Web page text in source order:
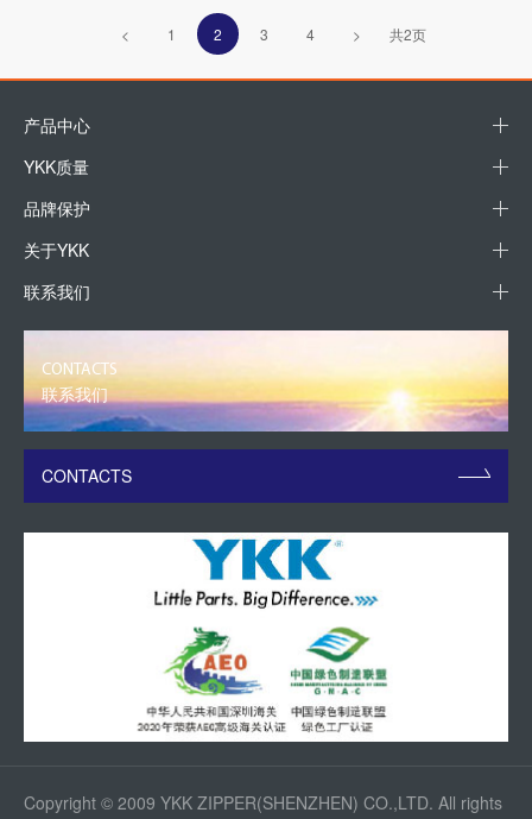
< 1 2 3 4 > 共2页
产品中心
YKK质量
品牌保护
关于YKK
联系我们
CONTACTS
联系我们
CONTACTS
Copyright © 2009 YKK ZIPPER(SHENZHEN) CO.,LTD. All rights